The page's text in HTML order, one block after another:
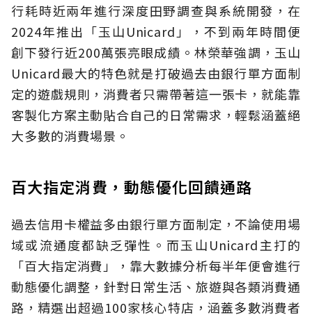
行耗時近兩年進行深度田野調查與系統開發，在
2024年推出「玉山Unicard」，不到兩年時間便
創下發行近200萬張亮眼成績。林榮華強調，玉山
Unicard最大的特色就是打破過去由銀行單方面制
定的遊戲規則，消費者只需帶著這一張卡，就能靠
客製化方案主動貼合自己的日常需求，輕鬆涵蓋絕
大多數的消費場景。
百大指定消費，動態優化回饋通路
過去信用卡權益多由銀行單方面制定，不論使用場
域或流通度都缺乏彈性。而玉山Unicard主打的
「百大指定消費」，靠大數據分析每半年便會進行
動態優化調整，針對日常生活、旅遊與各類消費通
路，精選出超過100家核心特店，涵蓋多數消費者